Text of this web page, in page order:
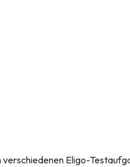
verschiedenen Eligo-